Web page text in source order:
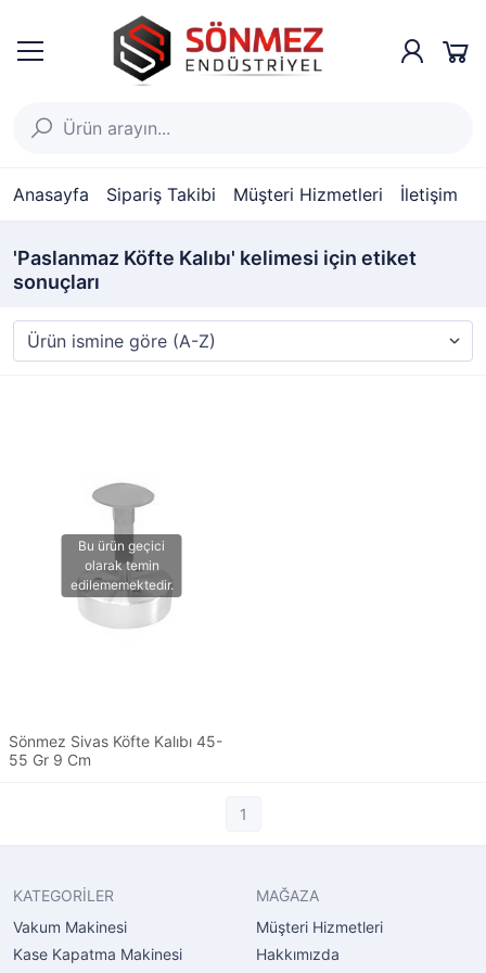
Anasayfa Sipariş Takibi Müşteri Hizmetleri İletişim
'Paslanmaz Köfte Kalıbı' kelimesi için etiket
sonuçları
Sönmez Sivas Köfte Kalıbı 45-
55 Gr 9 Cm
1
KATEGORİLER
Vakum Makinesi
Kase Kapatma Makinesi
MAĞAZA
Müşteri Hizmetleri
Hakkımızda